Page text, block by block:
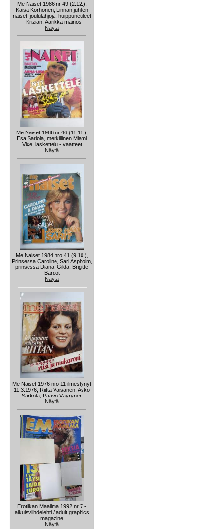
Me Naiset 1986 nr 49 (2.12.),
Kaisa Korhonen, Linnan juhlien
naiset, joululahjoja, huippuneuleet
- Krizian, Aarikka mainos
Näytä
Me Naiset 1986 nr 46 (11.11.),
Esa Sariola, merkillinen Miami
Vice, laskettelu - vaatteet
Näytä
Me Naiset 1984 nro 41 (9.10.),
Prinsessa Caroline, Sari Aspholm,
prinsessa Diana, Gilda, Brigitte
Bardot
Näytä
Me Naiset 1976 nro 11 ilmestynyt
11.3.1976, Riitta Väisänen, Asko
Sarkola, Paavo Väyrynen
Näytä
Erotiikan Maailma 1992 nr 7 -
aikuisviihdelehti / adult graphics
magazine
Näytä